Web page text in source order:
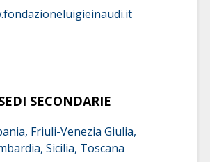
SECONDARIE
Friuli-Venezia Giulia,
Sicilia, Toscana